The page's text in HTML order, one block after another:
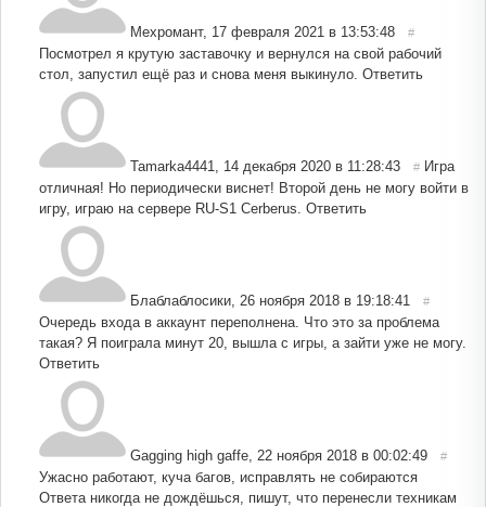
Мехромант, 17 февраля 2021 в 13:53:48 #
Посмотрел я крутую заставочку и вернулся на свой рабочий
стол, запустил ещё раз и снова меня выкинуло. Ответить
Tamarka4441 14 декабря 2020 в 11:28:43 # Игра
отличная! Но периодически виснет! Второй день не могу войти в
игру, играю на сервере RU-S1 Cerberus. Ответить
Блаблаблосики 26 ноября 2018 в 19:18:41 #
Очередь входа в аккаунт переполнена. Что это за проблема
такая? Я поиграла минут 20, вышла с игры, а зайти уже не могу.
Ответить
Gagging high gaffe 22 ноября 2018 в 00:02:49 #
Ужасно работают, куча багов, исправлять не собираются
Ответа никогда не дождёшься, пишут, что перенесли техникам